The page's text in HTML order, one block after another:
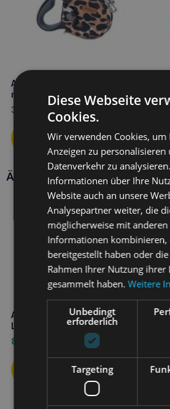
Amiplay infini Automatik-Leine
mit Gehege Safari M Leopard
33,60
Ähnliche Produkte
Amiplay Easy Fix verstellbare
Leine Samba S Gelb
8,90
Diese Webseite
Cookies.
Wir verwenden Cookies, um
Anzeigen zu personalisieren
Datenverkehr zu
Informationen über Ihre
Website auch an unsere
Analysepartner weiter, die
möglicherweise mit anderen
Informationen kombinieren,
bereitgestellt haben oder
Rahmen Ihrer Nutzung ihrer
gesammelt haben.Weitere
Unbedingt
erforderlich
Targeting